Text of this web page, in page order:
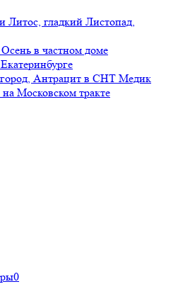
Литос, гладкий Листопад,
в частном доме
Антрацит в СНТ Медик
на Московском тракте
0